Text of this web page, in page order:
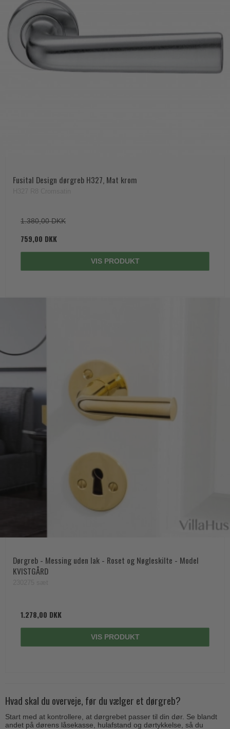
Fusital Design dørgreb H327, Mat krom
1.380,00 DKK
759,00 DKK
VIS PRODUKT
Dørgreb - Messing uden lak - Roset og Nøgleskilte - Model
KVISTGÅRD
1.278,00 DKK
VIS PRODUKT
Hvad skal du overveje, før du vælger et dørgreb?
Start med at kontrollere, at dørgrebet passer til din dør. Se blandt
andet på dørens låsekasse, hulafstand og dørtykkelse, så du